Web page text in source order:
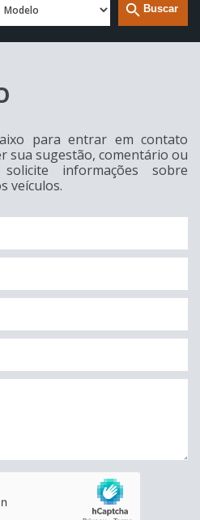
Buscar
para entrar em contato
sua sugestão, comentário ou
informações sobre
veículos.